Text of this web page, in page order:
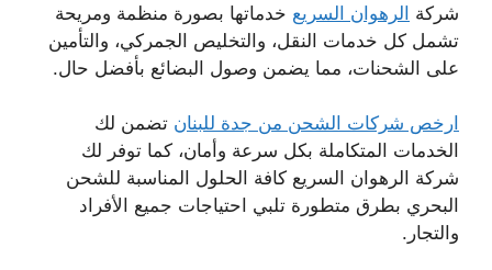
شركة الرهوان السريع خدماتها بصورة منظمة ومريحة
تشمل كل خدمات النقل، والتخليص الجمركي، والتأمين
على الشحنات، مما يضمن وصول البضائع بأفضل حال.
ارخص شركات الشحن من جدة للبنان تضمن لك
الخدمات المتكاملة بكل سرعة وأمان، كما توفر لك
شركة الرهوان السريع كافة الحلول المناسبة للشحن
البحري بطرق متطورة تلبي احتياجات جميع الأفراد
والتجار.